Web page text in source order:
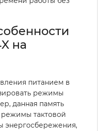
на
питанием в
режимы
данная память
тактовой
энергосбережения,